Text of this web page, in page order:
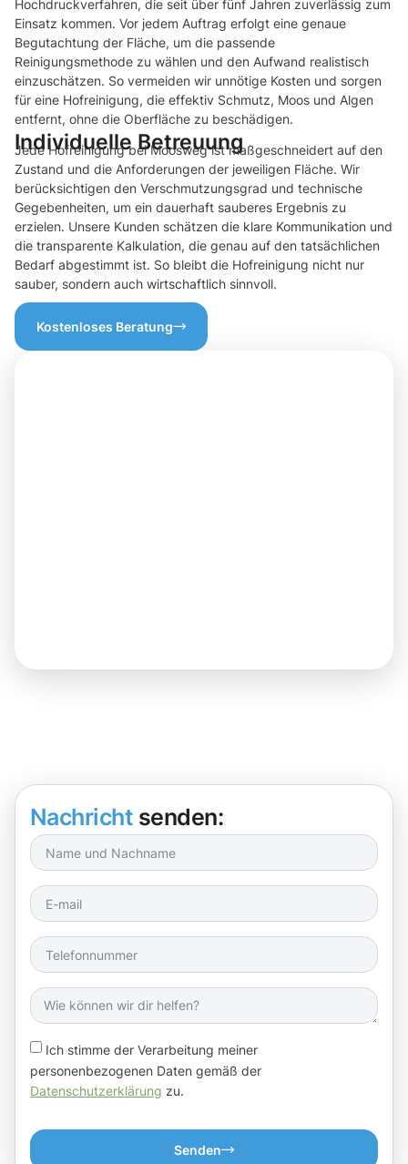
Hochdruckverfahren, die seit über fünf Jahren zuverlässig zum
Einsatz kommen. Vor jedem Auftrag erfolgt eine genaue
Begutachtung der Fläche, um die passende
Reinigungsmethode zu wählen und den Aufwand realistisch
einzuschätzen. So vermeiden wir unnötige Kosten und sorgen
für eine Hofreinigung, die effektiv Schmutz, Moos und Algen
entfernt, ohne die Oberfläche zu beschädigen.
Individuelle Betreuung
Jede Hofreinigung bei Moosweg ist maßgeschneidert auf den
Zustand und die Anforderungen der jeweiligen Fläche. Wir
berücksichtigen den Verschmutzungsgrad und technische
Gegebenheiten, um ein dauerhaft sauberes Ergebnis zu
erzielen. Unsere Kunden schätzen die klare Kommunikation und
die transparente Kalkulation, die genau auf den tatsächlichen
Bedarf abgestimmt ist. So bleibt die Hofreinigung nicht nur
sauber, sondern auch wirtschaftlich sinnvoll.
Kostenloses Beratung
Nachricht senden:
Ich stimme der Verarbeitung meiner
personenbezogenen Daten gemäß der
Datenschutzerklärung zu.
Senden